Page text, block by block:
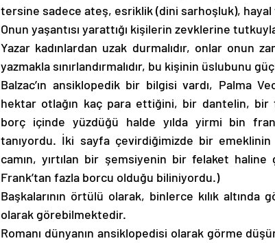
tersine sadece ateş, esriklik (dini sarhoşluk), hayal
Onun yaşantısı yarattığı kişilerin zevklerine
Yazar kadınlardan uzak durmalıdır, onlar onun
yazmakla sınırlandırmalıdır, bu kişinin üslubunu
Balzac’ın ansiklopedik bir bilgisi vardı, Palma
hektar otlağın kaç para ettiğini, bir dantelin, bir
borç içinde yüzdüğü halde yılda yirmi bin
tanıyordu. İki sayfa çevirdiğimizde bir emeklinin
camın, yırtılan bir şemsiyenin bir felaket
Frank’tan fazla borcu olduğu biliniyordu.)
Başkalarının örtülü olarak, binlerce kılık
olarak görebilmektedir.
Romanı dünyanın ansiklopedisi olarak görme